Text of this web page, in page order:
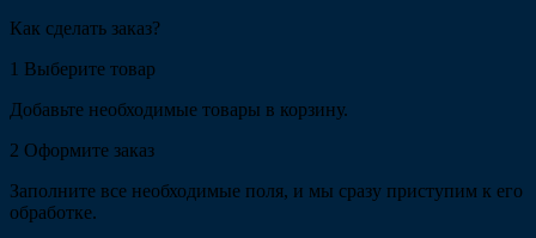
Как сделать заказ?
1 Выберите товар
Добавьте необходимые товары в корзину.
2 Оформите заказ
Заполните все необходимые поля, и мы сразу приступим к его
обработке.